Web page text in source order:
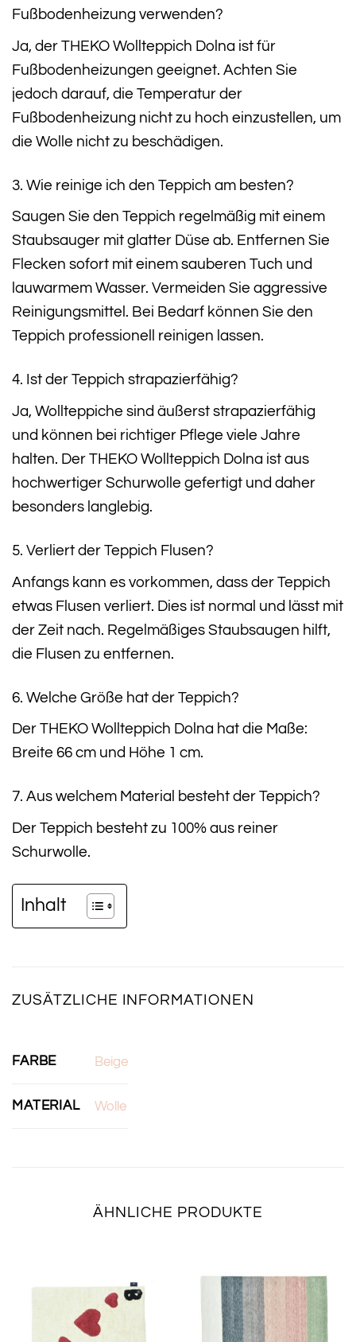
Fußbodenheizung verwenden?
Ja, der THEKO Wollteppich Dolna ist für
Fußbodenheizungen geeignet. Achten Sie
jedoch darauf, die Temperatur der
Fußbodenheizung nicht zu hoch einzustellen, um
die Wolle nicht zu beschädigen.
3. Wie reinige ich den Teppich am besten?
Saugen Sie den Teppich regelmäßig mit einem
Staubsauger mit glatter Düse ab. Entfernen Sie
Flecken sofort mit einem sauberen Tuch und
lauwarmem Wasser. Vermeiden Sie aggressive
Reinigungsmittel. Bei Bedarf können Sie den
Teppich professionell reinigen lassen.
4. Ist der Teppich strapazierfähig?
Ja, Wollteppiche sind äußerst strapazierfähig
und können bei richtiger Pflege viele Jahre
halten. Der THEKO Wollteppich Dolna ist aus
hochwertiger Schurwolle gefertigt und daher
besonders langlebig.
5. Verliert der Teppich Flusen?
Anfangs kann es vorkommen, dass der Teppich
etwas Flusen verliert. Dies ist normal und lässt mit
der Zeit nach. Regelmäßiges Staubsaugen hilft,
die Flusen zu entfernen.
6. Welche Größe hat der Teppich?
Der THEKO Wollteppich Dolna hat die Maße:
Breite 66 cm und Höhe 1 cm.
7. Aus welchem Material besteht der Teppich?
Der Teppich besteht zu 100% aus reiner
Schurwolle.
Inhalt
ZUSÄTZLICHE INFORMATIONEN
FARBE Beige
MATERIAL Wolle
ÄHNLICHE PRODUKTE